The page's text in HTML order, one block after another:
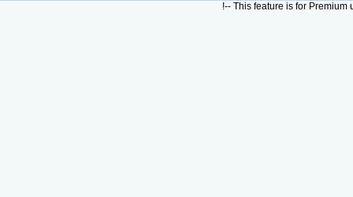
!--This feature is for Premium